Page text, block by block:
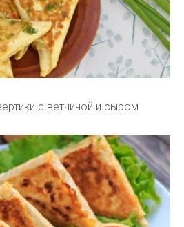
с ветчиной и сыром